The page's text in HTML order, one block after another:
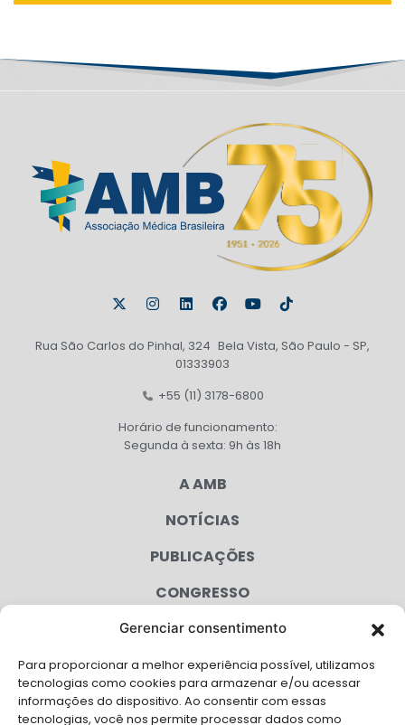
Gerenciar consentimento
Para proporcionar a melhor experiência possível, utilizamos
tecnologias como cookies para armazenar e/ou acessar
informações do dispositivo. Ao consentir com essas
tecnologias, você nos permite processar dados como
Rua São Carlos do Pinhal, 324 Bela Vista, São Paulo - SP,
01333903
+55 (11) 3178-6800
Horário de funcionamento:
Segunda à sexta: 9h às 18h
A AMB
NOTÍCIAS
PUBLICAÇÕES
CONGRESSO
AGENDA
CAMPANHAS
SERVIÇOS